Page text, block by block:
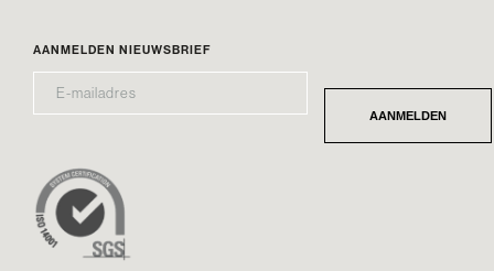
AANMELDEN NIEUWSBRIEF
MAILADRES AANMELDEN